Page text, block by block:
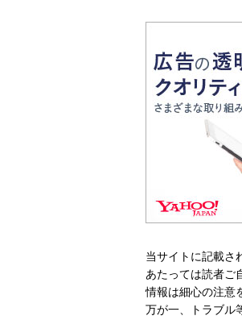
当サイトに記載さ
あたっては読者ご
情報は細心の注意
万が一、トラブル